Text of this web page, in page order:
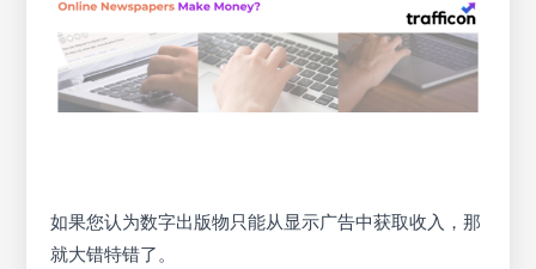
如果您认为数字出版物只能从显示广告中获取收入，那
就大错特错了。